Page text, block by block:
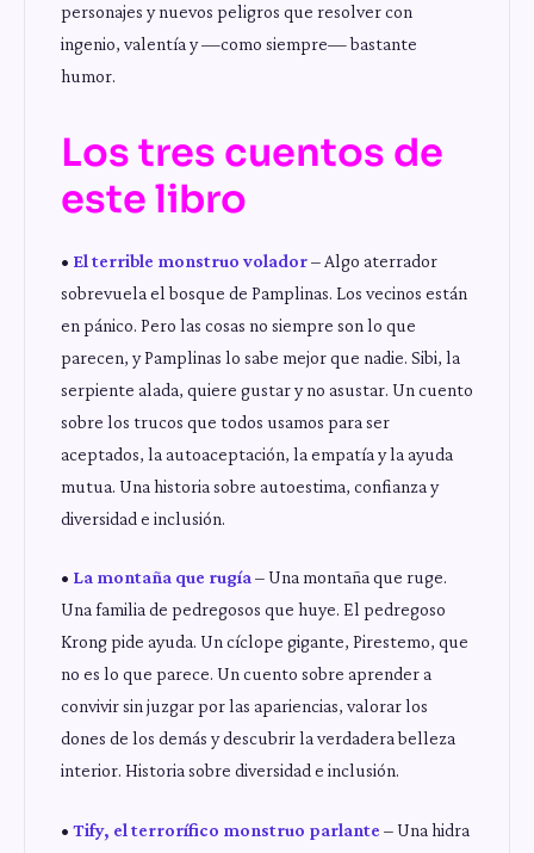
personajes y nuevos peligros que resolver con
ingenio, valentía y —como siempre— bastante
humor.
Los tres cuentos de
este libro
• El terrible monstruo volador– Algo aterrador
sobrevuela el bosque de Pamplinas. Los vecinos están
en pánico. Pero las cosas no siempre son lo que
parecen, y Pamplinas lo sabe mejor que nadie. Sibi, la
serpiente alada, quiere gustar y no asustar. Un cuento
sobre los trucos que todos usamos para ser
aceptados, la autoaceptación, la empatía y la ayuda
mutua. Una historia sobre autoestima, confianza y
diversidad e inclusión.
• La montaña que rugía – Una montaña que ruge.
Una familia de pedregosos que huye. El pedregoso
Krong pide ayuda. Un cíclope gigante, Pirestemo, que
no es lo que parece. Un cuento sobre aprender a
convivir sin juzgar por las apariencias, valorar los
dones de los demás y descubrir la verdadera belleza
interior. Historia sobre diversidad e inclusión.
• Tify, el terrorífico monstruo parlante – Una hidra